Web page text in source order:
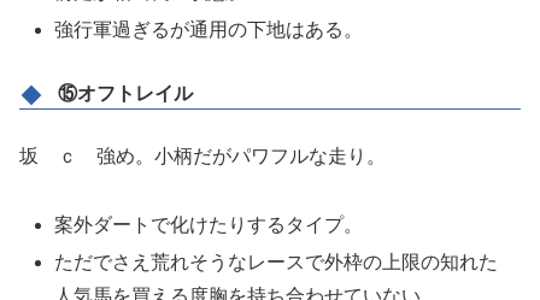
強行軍過ぎるが通用の下地はある。
⑮オフトレイル
坂 ｃ 強め。小柄だがパワフルな走り。
案外ダートで化けたりするタイプ。
ただでさえ荒れそうなレースで外枠の上限の知れた